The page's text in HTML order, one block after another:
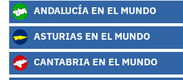
ANDALUCÍA EN EL MUNDO
ASTURIAS EN EL MUNDO
CANTABRIA EN EL MUNDO